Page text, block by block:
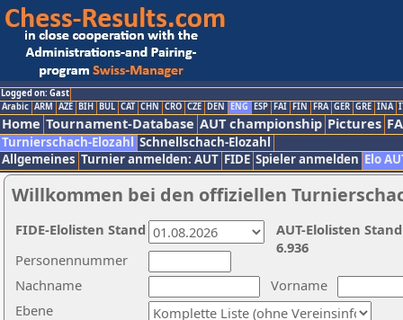
Logged on: Gast
Arabic ARM AZE BIH BUL CAT CHN CRO CZE DEN ENG ESP FAI FIN FRA GER GRE INA
Home Tournament-Database AUT championship Pictures
Turnierschach-Elozahl Schnellschach-Elozahl
Allgemeines Turnier anmelden: AUT FIDE Spieler anmelden Elo
Willkommen bei den offiziellen
Nachname
Vorname
Ebene
Personennummer
AUT-Elolisten
6.936
FIDE-Elolisten Stand